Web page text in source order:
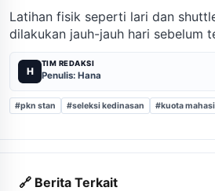
Latihan fisik seperti lari dan
dilakukan jauh-jauh hari sebelum
H
TIM REDAKSI
Penulis: Hana
#pkn stan #seleksi kedinasan #kuota
🔗 Berita Terkait